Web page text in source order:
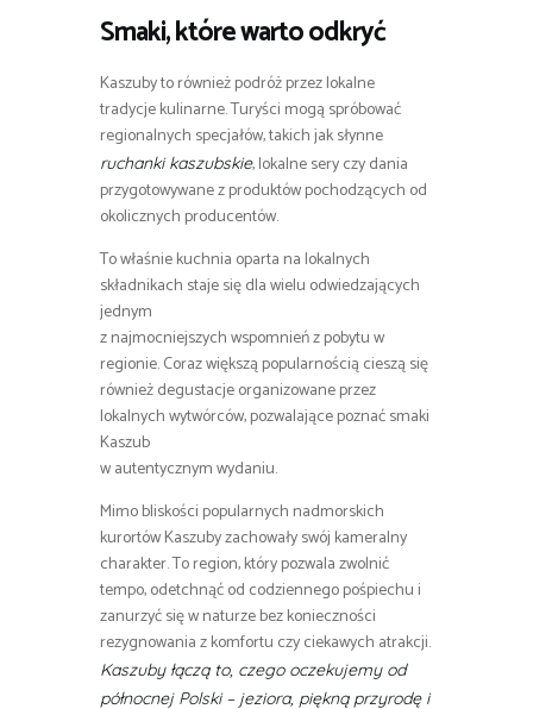
Smaki, które warto odkryć
Kaszuby to również podróż przez lokalne
tradycje kulinarne. Turyści mogą spróbować
regionalnych specjałów, takich jak słynne
ruchanki kaszubskie, lokalne sery czy dania
przygotowywane z produktów pochodzących od
okolicznych producentów.
To właśnie kuchnia oparta na lokalnych
składnikach staje się dla wielu odwiedzających
jednym
z najmocniejszych wspomnień z pobytu w
regionie. Coraz większą popularnością cieszą się
również degustacje organizowane przez
lokalnych wytwórców, pozwalające poznać smaki
Kaszub
w autentycznym wydaniu.
Mimo bliskości popularnych nadmorskich
kurortów Kaszuby zachowały swój kameralny
charakter. To region, który pozwala zwolnić
tempo, odetchnąć od codziennego pośpiechu i
zanurzyć się w naturze bez konieczności
rezygnowania z komfortu czy ciekawych atrakcji.
Kaszuby łączą to, czego oczekujemy od
północnej Polski – jeziora, piękną przyrodę i